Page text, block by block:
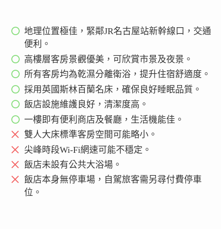
地理位置極佳，緊鄰JR名古屋站新幹線口，交通
便利。
高樓層客房景觀優美，可欣賞市景及夜景。
所有客房均為乾濕分離衛浴，提升住宿舒適度。
採用英國斯林百蘭名床，確保良好睡眠品質。
飯店設施維護良好，清潔度高。
一樓即有便利商店及餐廳，生活機能佳。
雙人大床標準客房空間可能略小。
尖峰時段Wi-Fi網速可能不穩定。
飯店未設有公共大浴場。
飯店本身無停車場，自駕旅客需另尋付費停車
位。